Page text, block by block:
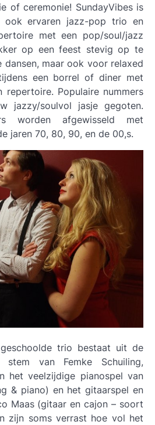
of ceremonie! SundayVibes is
ervaren jazz-pop trio en
met een pop/soul/jazz
op een feest stevig op te
dansen, maar ook voor relaxed
een borrel of diner met
repertoire. Populaire nummers
jazzy/soulvol jasje gegoten.
worden afgewisseld met
jaren 70, 80, 90, en de 00,s.
trio bestaat uit de
stem van Femke Schuiling,
het veelzijdige pianospel van
& piano) en het gitaarspel en
Maas (gitaar en cajon – soort
zijn soms verrast hoe vol het